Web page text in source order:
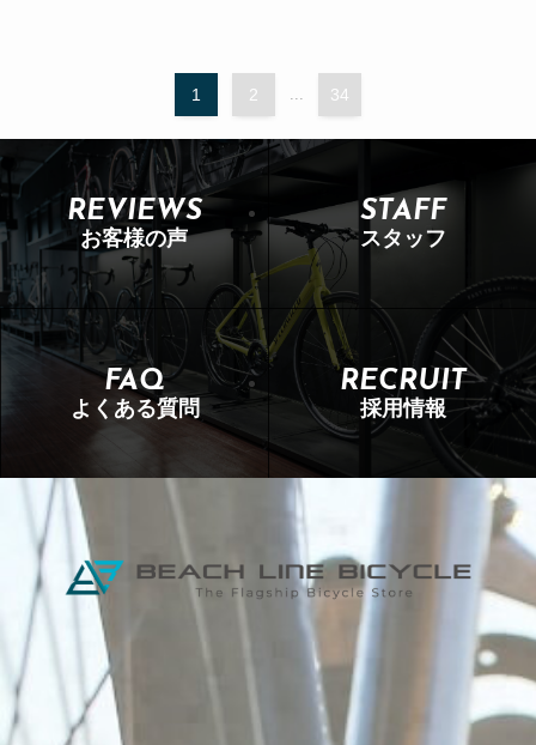
1 2 34
REVIEWS
お客様の声
STAFF
スタッフ
FAQ
よくある質問
RECRUIT
採用情報